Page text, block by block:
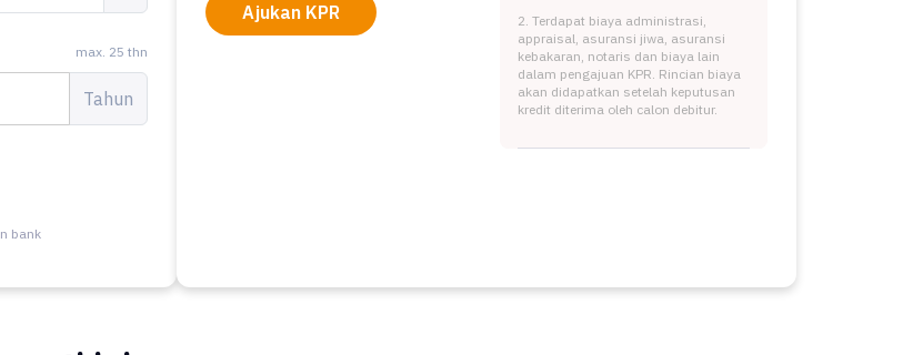
max. 25 thn
Tahun
bank
Ajukan KPR
2. Terdapat biaya administrasi,
appraisal, asuransi jiwa, asuransi
kebakaran, notaris dan biaya lain
dalam pengajuan KPR. Rincian biaya
akan didapatkan setelah keputusan
kredit diterima oleh calon debitur.